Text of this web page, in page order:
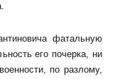
фатальную
его почерка, ни
по разлому,